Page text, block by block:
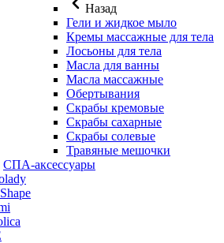
Назад
Гели и жидкое мыло
Кремы массажные для тела
Лосьоны для тела
Масла для ванны
Масла массажные
Обертывания
Скрабы кремовые
Скрабы сахарные
Скрабы солевые
Травяные мешочки
СПА-аксессуары